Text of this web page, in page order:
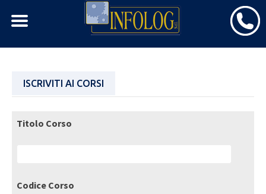
ISCRIVITI AI CORSI
Titolo Corso
Codice Corso